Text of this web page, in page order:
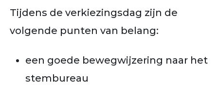
Tijdens de verkiezingsdag zijn de
volgende punten van belang:
een goede bewegwijzering naar het
stembureau